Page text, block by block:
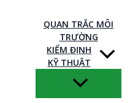
QUAN TRẮC MÔI
TRƯỜNG
KIỂM ĐỊNH
KỸ THUẬT